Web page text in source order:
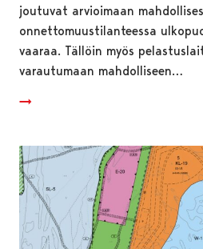
joutuvat arvioimaan
onnettomuustilanteessa
vaaraa. Tällöin myös
varautumaan mahdolliseen…